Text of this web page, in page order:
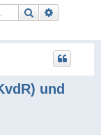
Suche
und